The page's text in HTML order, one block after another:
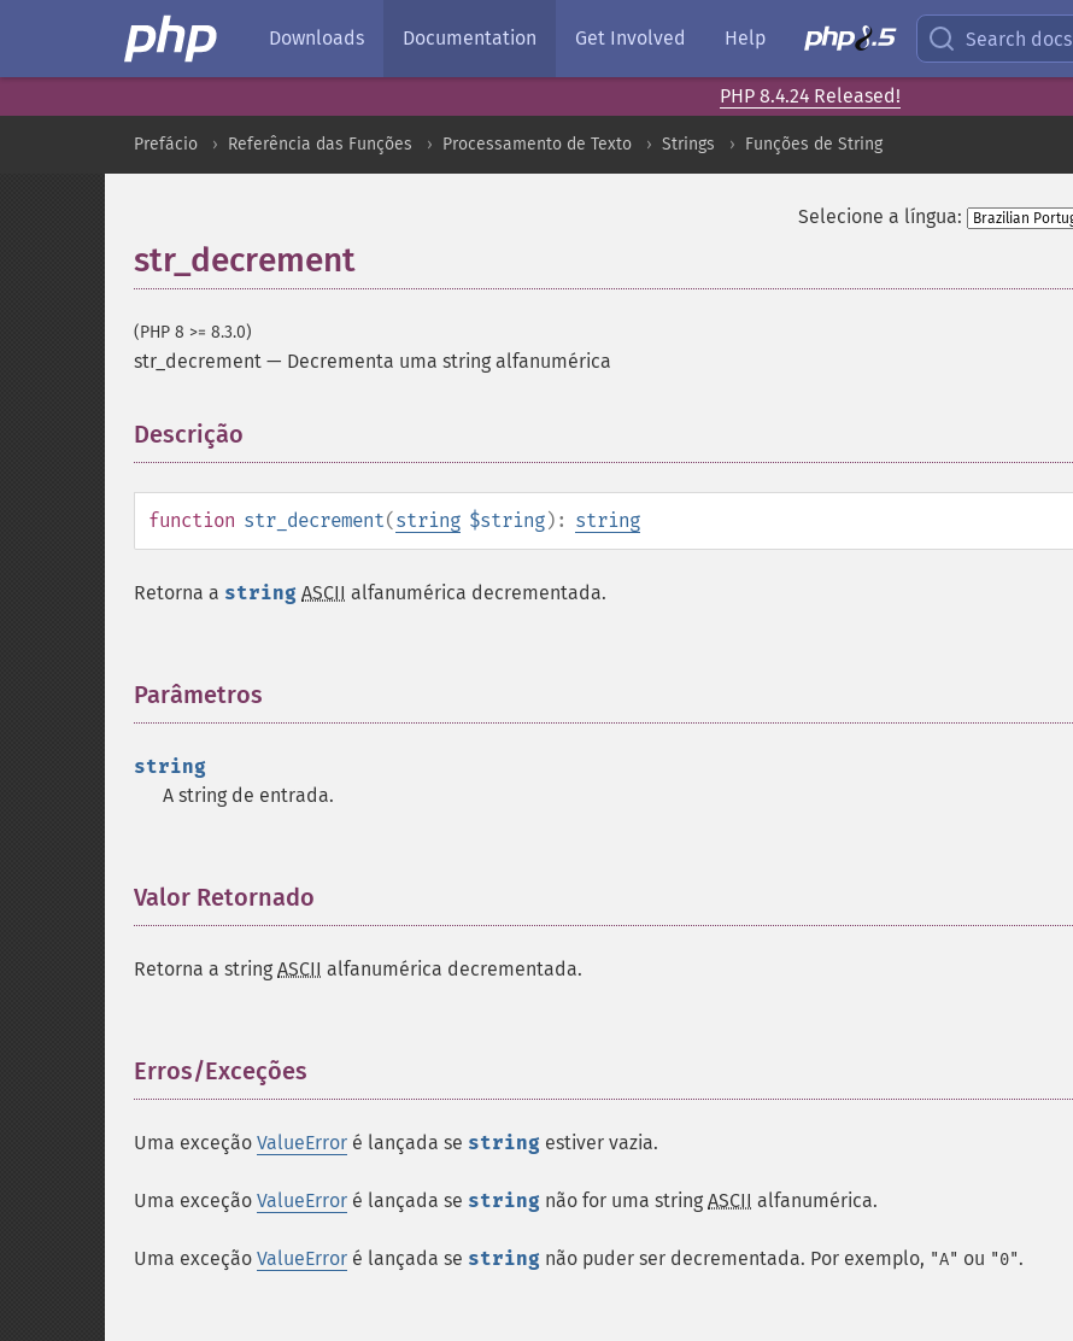
Downloads Documentation Get Involved Help Search docs
PHP 8.4.24 Released!
Prefácio Referência das Funções Processamento de Texto Strings Funções de String
Selecione a língua:
str_decrement
(PHP 8 >= 8.3.0)
str_decrement — Decrementa uma string alfanumérica
Descrição
function str_decrement(string $string): string
Retorna a string ASCII alfanumérica decrementada.
Parâmetros
string
A string de entrada.
Valor Retornado
Retorna a string ASCII alfanumérica decrementada.
Erros/Exceções
Uma exceção ValueError é lançada se string estiver vazia.
Uma exceção ValueError é lançada se string não for uma string ASCII alfanumérica.
Uma exceção ValueError é lançada se string não puder ser decrementada. Por exemplo, "A" ou "0".